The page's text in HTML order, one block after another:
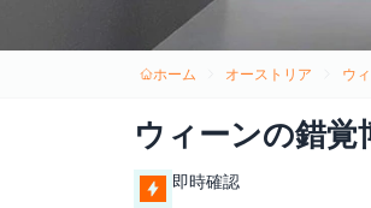
ホーム オーストリア ウ
ウィーンの錯覚
即時確認